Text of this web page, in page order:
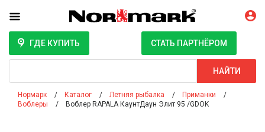
ГДЕ КУПИТЬ СТАТЬ ПАРТНЁРОМ
НАЙТИ
Нормарк Каталог Летняя рыбалка
Приманки
Воблеры
Воблер RAPALA КаунтДаун Элит 95 /GDOK